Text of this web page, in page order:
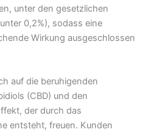
unter den gesetzlichen
0,2%), sodass eine
Wirkung ausgeschlossen
auf die beruhigenden
(CBD) und den
der durch das
entsteht, freuen. Kunden